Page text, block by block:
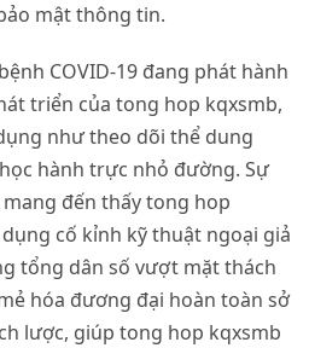
mật thông tin.
COVID-19 đang phát hành
triển của tong hop kqxsmb,
như theo dõi thể dung
hành trực nhỏ đường. Sự
đến thấy tong hop
cố kỉnh kỹ thuật ngoại giả
tổng dân số vượt mặt thách
hóa đương đại hoàn toàn sở
lược, giúp tong hop kqxsmb